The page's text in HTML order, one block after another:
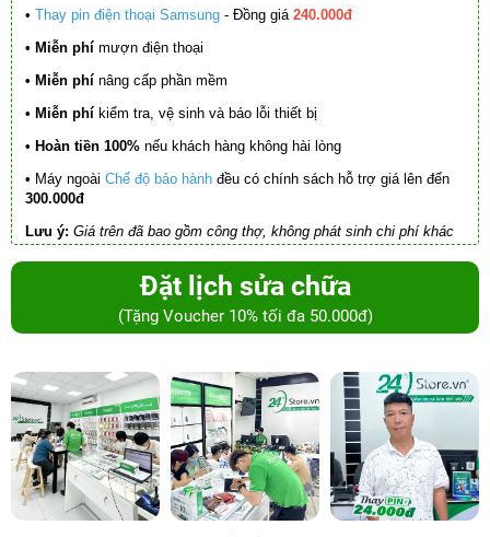
• Thay pin điện thoại Samsung - Đồng giá 240.000đ
• Miễn phí mượn điện thoại
• Miễn phí nâng cấp phần mềm
• Miễn phí kiểm tra, vệ sinh và báo lỗi thiết bị
• Hoàn tiền 100% nếu khách hàng không hài lòng
• Máy ngoài Chế độ bảo hành đều có chính sách hỗ trợ giá lên đến
300.000đ
Lưu ý: Giá trên đã bao gồm công thợ, không phát sinh chi phí khác
Đặt lịch sửa chữa
(Tặng Voucher 10% tối đa 50.000đ)